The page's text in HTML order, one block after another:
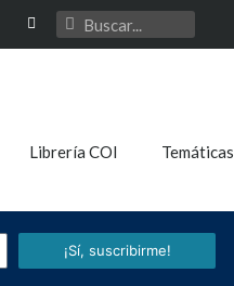
Librería COI Temáticas
¡Sí, suscribirme!